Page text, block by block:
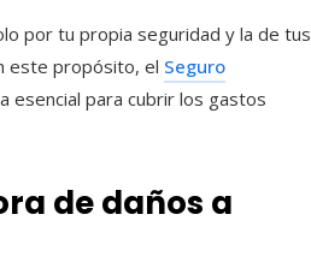
por tu propia seguridad y la de tus
este propósito, el Seguro
esencial para cubrir los gastos
de daños a